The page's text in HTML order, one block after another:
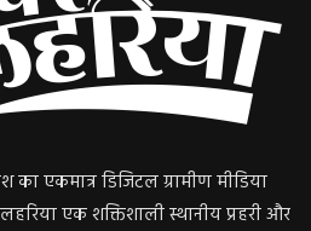
एकमात्र डिजिटल ग्रामीण मीडिया
एक शक्तिशाली स्थानीय प्रहरी और